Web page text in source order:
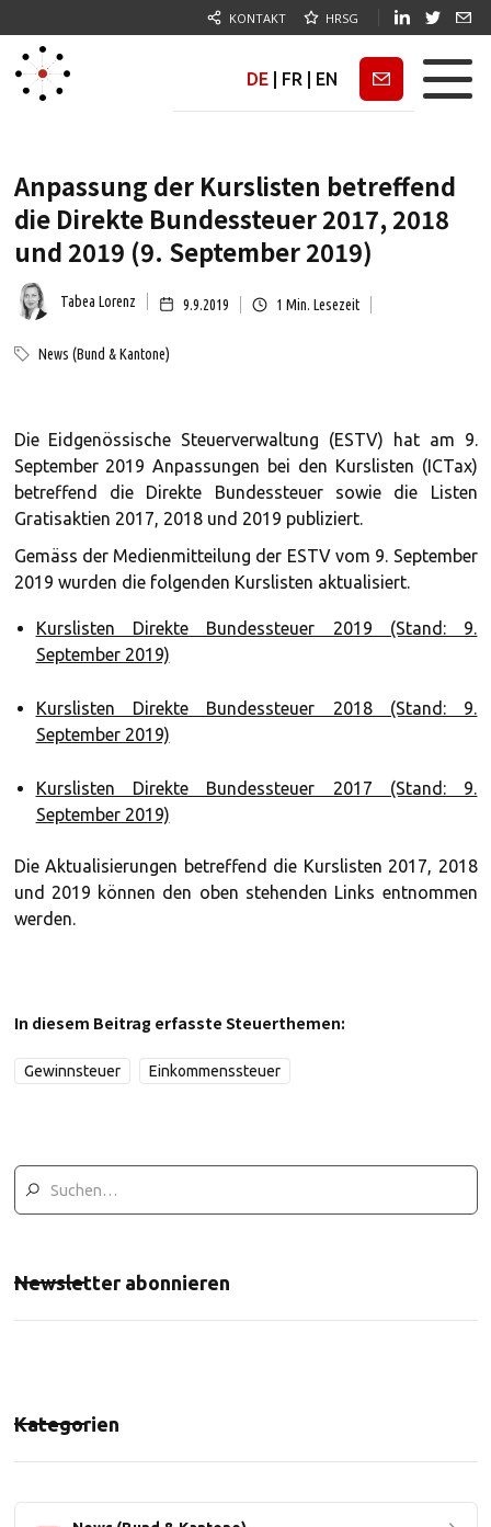
KONTAKT HRSG
DE FR EN Newsletter
Anpassung der Kurslisten betreffend
die Direkte Bundessteuer 2017, 2018
und 2019 (9. September 2019)
Tabea Lorenz 9.9.2019 1 Min. Lesezeit
News (Bund & Kantone)
Die Eidgenössische Steuerverwaltung (ESTV) hat am 9.
September 2019 Anpassungen bei den Kurslisten (ICTax)
betreffend die Direkte Bundessteuer sowie die Listen
Gratisaktien 2017, 2018 und 2019 publiziert.
Gemäss der Medienmitteilung der ESTV vom 9. September
2019 wurden die folgenden Kurslisten aktualisiert.
Kurslisten Direkte Bundessteuer 2019 (Stand: 9.
September 2019)
Kurslisten Direkte Bundessteuer 2018 (Stand: 9.
September 2019)
Kurslisten Direkte Bundessteuer 2017 (Stand: 9.
September 2019)
Die Aktualisierungen betreffend die Kurslisten 2017, 2018
und 2019 können den oben stehenden Links entnommen
werden.
In diesem Beitrag erfasste Steuerthemen:
Gewinnsteuer Einkommenssteuer
Newsletter abonnieren
Kategorien